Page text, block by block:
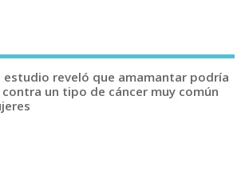
estudio reveló que amamantar podría
un tipo de cáncer muy común